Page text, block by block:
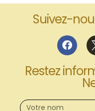
Suivez-
Restez